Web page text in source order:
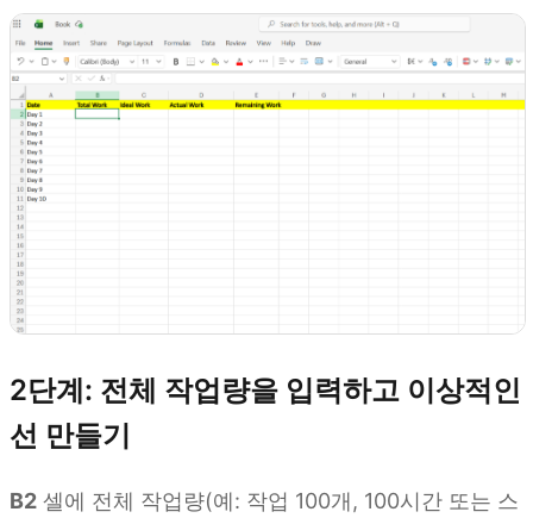
2단계: 전체 작업량을 입력하고 이상적인
선 만들기
B2 셀에 전체 작업량(예: 작업 100개, 100시간 또는 스